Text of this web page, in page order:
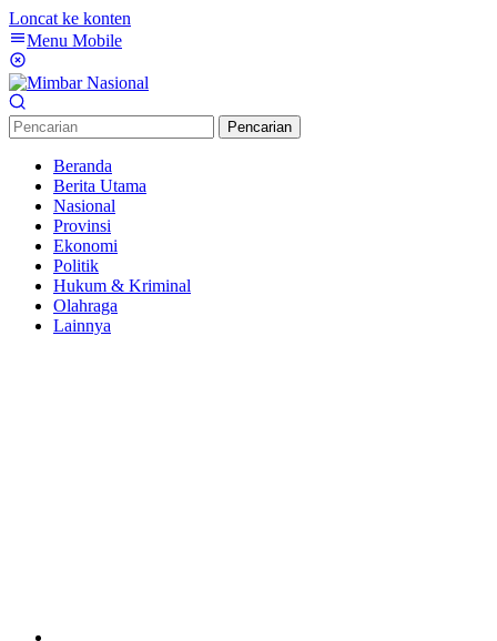
Loncat ke konten
Menu Mobile
Pencarian
Beranda
Berita Utama
Nasional
Provinsi
Ekonomi
Politik
Hukum & Kriminal
Olahraga
Lainnya